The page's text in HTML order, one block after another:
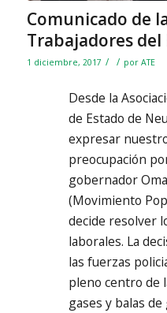
Comunicado de
Trabajadores del
1 diciembre, 2017 / / por ATE
Desde la
de Estado de
expresar
preocupación
gobernador
(Movimiento
decide resolver
laborales. La
las fuerzas
pleno centro de
gases y balas